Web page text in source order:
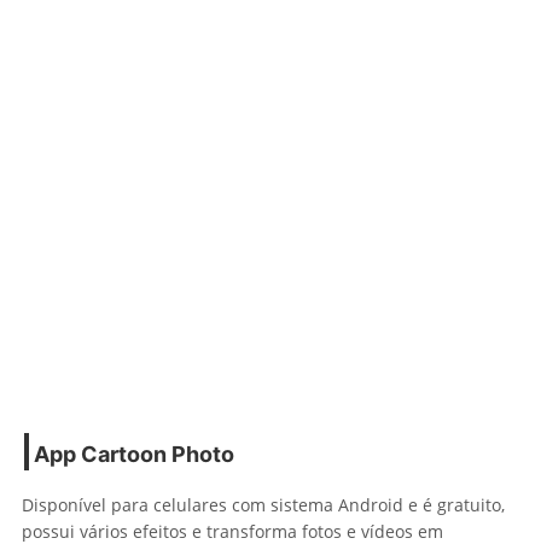
App Cartoon Photo
Disponível para celulares com sistema Android e é gratuito,
possui vários efeitos e transforma fotos e vídeos em